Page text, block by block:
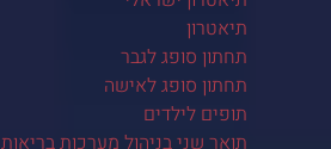
תיאטרון
תחתון סופג לגבר
תחתון סופג לאישה
תופים לילדים
תואר שני בניהול מערכות בריאות